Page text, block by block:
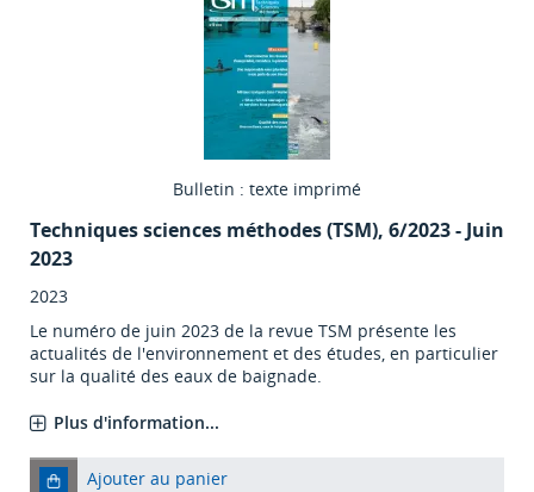
Bulletin : texte imprimé
Techniques sciences méthodes (TSM), 6/2023 - Juin
2023
2023
Le numéro de juin 2023 de la revue TSM présente les
actualités de l'environnement et des études, en particulier
sur la qualité des eaux de baignade.
Plus d'information...
Ajouter au panier